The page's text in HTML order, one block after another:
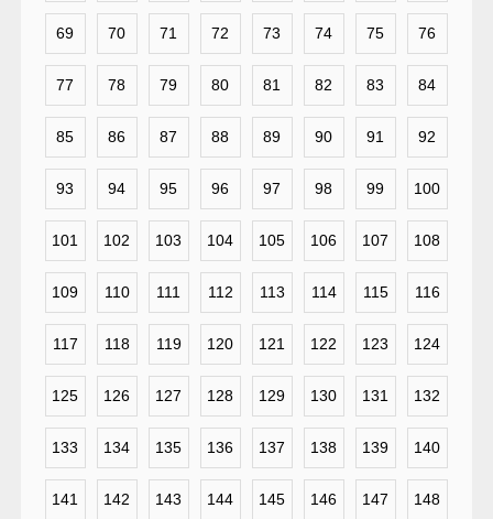
69 70 71 72 73 74 75 76
77 78 79 80 81 82 83 84
85 86 87 88 89 90 91 92
93 94 95 96 97 98 99 100
101 102 103 104 105 106 107 108
109 110 111 112 113 114 115 116
117 118 119 120 121 122 123 124
125 126 127 128 129 130 131 132
133 134 135 136 137 138 139 140
141 142 143 144 145 146 147 148